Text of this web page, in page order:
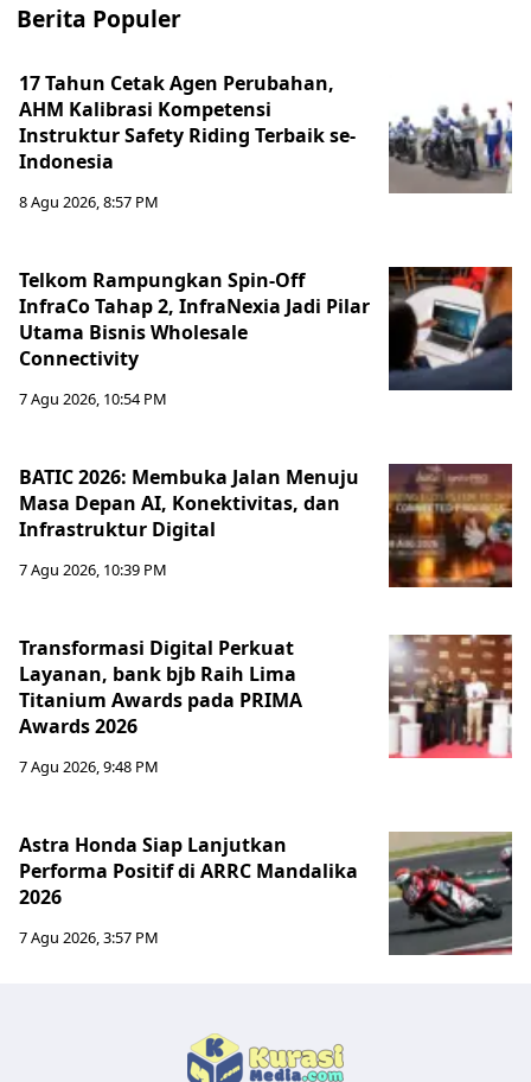
Berita Populer
17 Tahun Cetak Agen Perubahan,
AHM Kalibrasi Kompetensi
Instruktur Safety Riding Terbaik se-
Indonesia
8 Agu 2026, 8:57 PM
Telkom Rampungkan Spin-Off
InfraCo Tahap 2, InfraNexia Jadi Pilar
Utama Bisnis Wholesale
Connectivity
7 Agu 2026, 10:54 PM
BATIC 2026: Membuka Jalan Menuju
Masa Depan AI, Konektivitas, dan
Infrastruktur Digital
7 Agu 2026, 10:39 PM
Transformasi Digital Perkuat
Layanan, bank bjb Raih Lima
Titanium Awards pada PRIMA
Awards 2026
7 Agu 2026, 9:48 PM
Astra Honda Siap Lanjutkan
Performa Positif di ARRC Mandalika
2026
7 Agu 2026, 3:57 PM